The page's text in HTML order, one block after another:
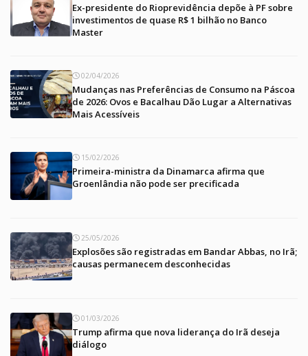
Ex-presidente do Rioprevidência depõe à PF sobre
investimentos de quase R$ 1 bilhão no Banco
Master
02/04/2026
Mudanças nas Preferências de Consumo na Páscoa
de 2026: Ovos e Bacalhau Dão Lugar a Alternativas
Mais Acessíveis
15/02/2026
Primeira-ministra da Dinamarca afirma que
Groenlândia não pode ser precificada
25/05/2026
Explosões são registradas em Bandar Abbas, no Irã;
causas permanecem desconhecidas
01/03/2026
Trump afirma que nova liderança do Irã deseja
diálogo